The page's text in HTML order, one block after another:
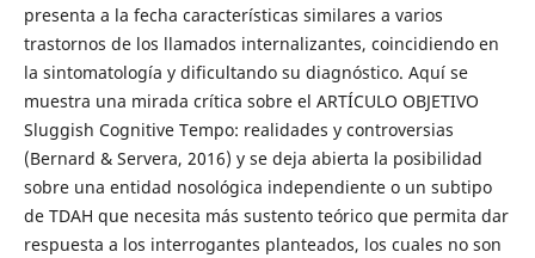
presenta a la fecha características similares a varios
trastornos de los llamados internalizantes, coincidiendo en
la sintomatología y dificultando su diagnóstico. Aquí se
muestra una mirada crítica sobre el ARTÍCULO OBJETIVO
Sluggish Cognitive Tempo: realidades y controversias
(Bernard & Servera, 2016) y se deja abierta la posibilidad
sobre una entidad nosológica independiente o un subtipo
de TDAH que necesita más sustento teórico que permita dar
respuesta a los interrogantes planteados, los cuales no son